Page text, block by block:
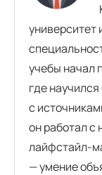
учебы начал
где
с
он работал с
лайфстайл-
— умение